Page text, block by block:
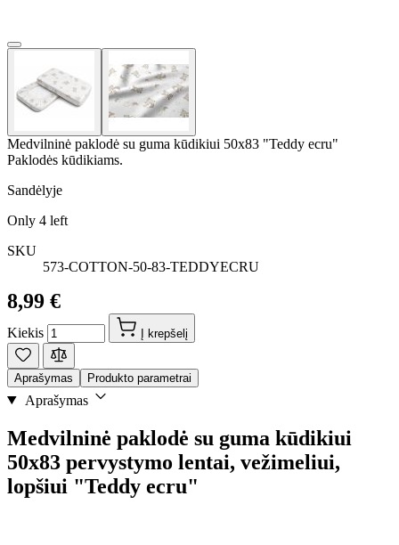
Medvilninė paklodė su guma kūdikiui 50x83 "Teddy ecru"
Paklodės kūdikiams.
Sandėlyje
Only 4 left
SKU
573-COTTON-50-83-TEDDYECRU
8,99 €
Kiekis Į krepšelį
Aprašymas Produkto parametrai
Aprašymas
Medvilninė paklodė su guma kūdikiui
50x83 pervystymo lentai, vežimeliui,
lopšiui "Teddy ecru"